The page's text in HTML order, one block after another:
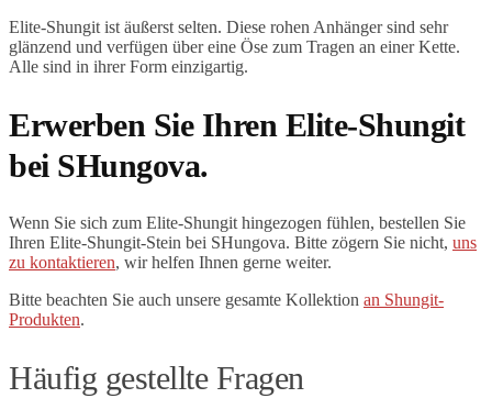
Elite-Shungit ist äußerst selten. Diese rohen Anhänger sind sehr
glänzend und verfügen über eine Öse zum Tragen an einer Kette.
Alle sind in ihrer Form einzigartig.
Erwerben Sie Ihren Elite-Shungit
bei SHungova.
Wenn Sie sich zum Elite-Shungit hingezogen fühlen, bestellen Sie
Ihren Elite-Shungit-Stein bei SHungova. Bitte zögern Sie nicht, uns
zu kontaktieren, wir helfen Ihnen gerne weiter.
Bitte beachten Sie auch unsere gesamte Kollektion an Shungit-
Produkten.
Häufig gestellte Fragen